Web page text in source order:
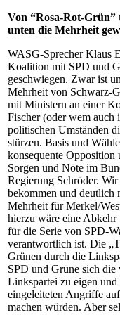
Von “Rosa-Rot-
unten die Mehrheit
WASG-Sprecher Klaus
Koalition mit SPD und
geschwiegen. Zwar ist
Mehrheit von Schwarz-
mit Ministern an einer
Fischer (oder wem auch
politischen Umständen
stürzen. Basis und
konsequente Opposition
Sorgen und Nöte im
Regierung Schröder.
bekommen und
Mehrheit für Merkel/
hierzu wäre eine
für die Serie von SPD-
verantwortlich ist. Die
Grünen durch die
SPD und Grüne sich die
Linkspartei zu eigen
eingeleiteten Angriffe
machen würden. Aber